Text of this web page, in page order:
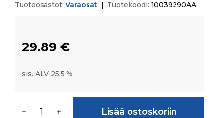
Tuoteosastot: Varaosat Tuotekoodi: 10039290AA
29.89 €
sis. ALV 25,5 %
Lisää ostoskoriin